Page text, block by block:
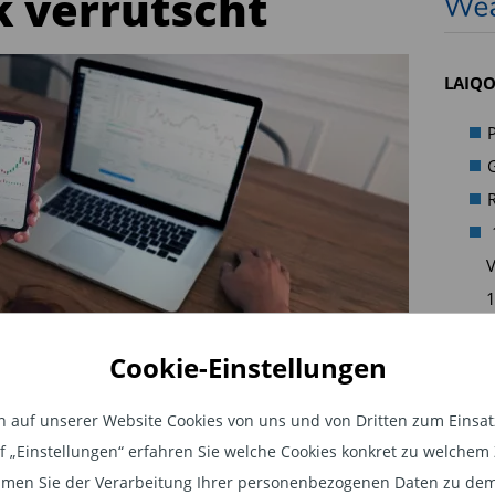
Cookie-Einstellungen
auf unserer Website Cookies von uns und von Dritten zum
erfahren Sie welche Cookies konkret zu
Sie der Verarbeitung Ihrer personenbezogenen Daten zu
verrutscht
Fundament und geopolitischer
mehr